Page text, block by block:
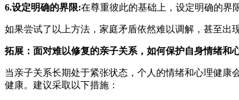
6.设定明确的界限:在尊重彼此的基础上，设定明确的界
如果尝试了以上方法，家庭矛盾依然难以调解，甚至出
拓展：面对难以修复的亲子关系，如何保护自身情绪和
当亲子关系长期处于紧张状态，个人的情绪和心理健
健康。建议采取以下措施：